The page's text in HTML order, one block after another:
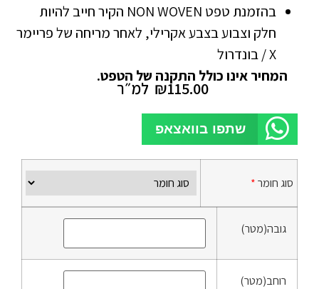
בהזמנת טפט NON WOVEN הקיר חייב להיות
חלק וצבוע בצבע אקרילי, לאחר מריחה של פריימר
X / בונדרול
המחיר אינו כולל התקנה של הטפט.
₪115.00 למ״ר
שתפו בוואצאפ
סוג חומר*
גובה(מטר)
רוחב(מטר)